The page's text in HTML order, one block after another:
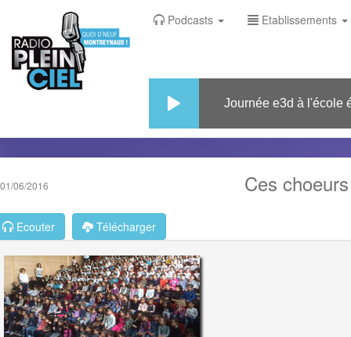
Podcasts Etablissements
Journée e3d à l'école
06/2016 Ces
Ecouter Télécharger